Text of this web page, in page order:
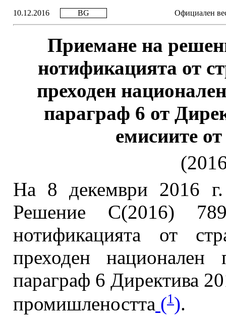
10.12.2016 BG Официален
Приемане на
нотификацията от
преходен
параграф 6 от
емисиите
На 8 декември 2016 г.
Решение C(2016)
нотификацията от
преходен
параграф 6 Директива
промишлеността (1).